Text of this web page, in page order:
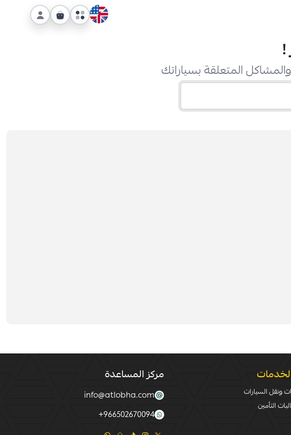
!
المتعلقة بسياراتك
ونقل السيارات
التأمين
مركز المساعدة
info@atlobha.com
966502670094
+